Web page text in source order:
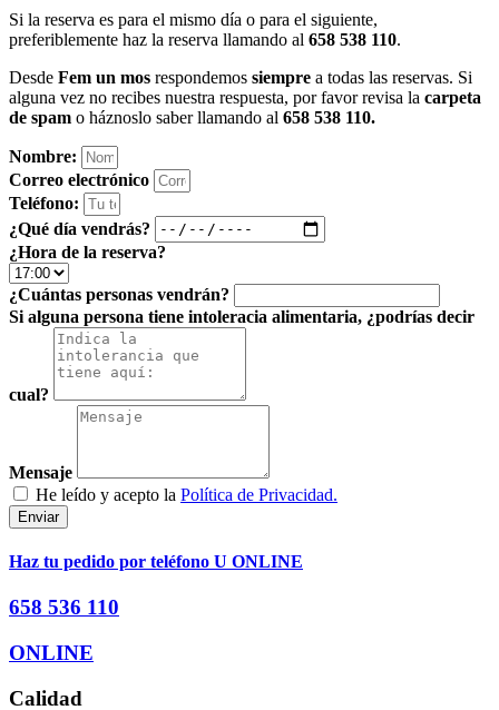
Si la reserva es para el mismo día o para el siguiente,
preferiblemente haz la reserva llamando al 658 538 110.
Desde Fem un mos respondemos siempre a todas las reservas. Si
alguna vez no recibes nuestra respuesta, por favor revisa la carpeta
de spam o háznoslo saber llamando al 658 538 110.
Nombre:
Correo electrónico
Teléfono:
¿Qué día vendrás?
¿Hora de la reserva?
¿Cuántas personas vendrán?
Si alguna persona tiene intoleracia alimentaria, ¿podrías decir
cual?
Mensaje
He leído y acepto la Política de Privacidad.
Enviar
Haz tu pedido por teléfono U ONLINE
658 536 110
ONLINE
Calidad